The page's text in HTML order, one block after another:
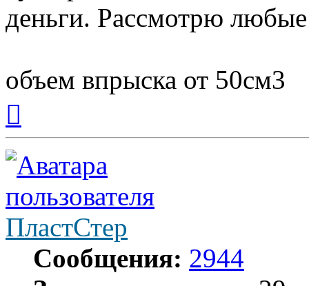
деньги. Рассмотрю
объем впрыска от 50см3
началу
ПластСтер
Сообщения: 2944